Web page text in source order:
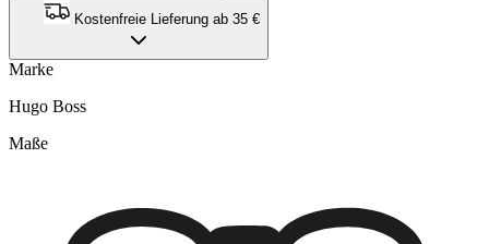
Kostenfreie Lieferung ab 35 €
Marke
Hugo Boss
Maße